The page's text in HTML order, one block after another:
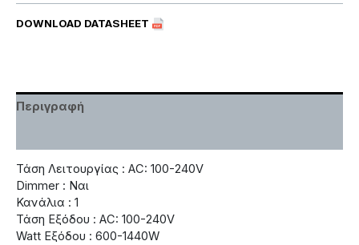
DOWNLOAD DATASHEET
Περιγραφή
Τάση Λειτουργίας : AC: 100-240V
Dimmer : Ναι
Κανάλια : 1
Τάση Εξόδου : AC: 100-240V
Watt Εξόδου : 600-1440W